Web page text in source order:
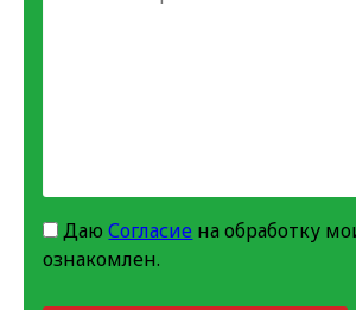
ДаюСогласие на обработку
ознакомлен.